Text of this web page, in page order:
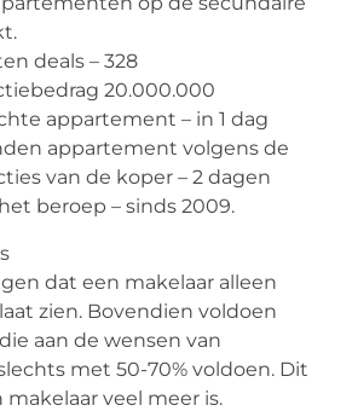
deals – 328
20.000.000
appartement – in 1 dag
appartement volgens de
van de koper – 2 dagen
beroep – sinds 2009.
dat een makelaar alleen
zien. Bovendien voldoen
aan de wensen van
met 50-70% voldoen. Dit
veel meer is.